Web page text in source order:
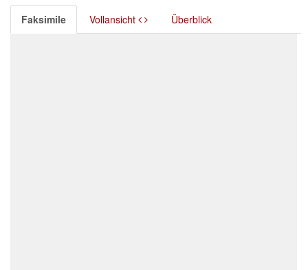
Faksimile Vollansicht Überblick